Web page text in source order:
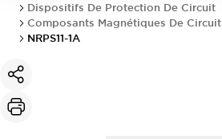
Dispositifs De Protection De Circuit
Composants Magnétiques De Circuit
NRPS11-1A